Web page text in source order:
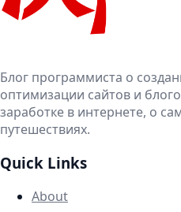
Блог программиста о
оптимизации сайтов и
заработке в интернете, о
путешествиях.
Quick Links
About